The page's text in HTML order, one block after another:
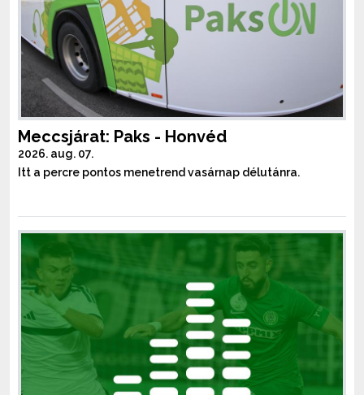
Meccsjárat: Paks - Honvéd
2026. aug. 07.
Itt a percre pontos menetrend vasárnap délutánra.